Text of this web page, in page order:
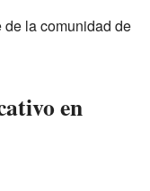
de la comunidad de
en